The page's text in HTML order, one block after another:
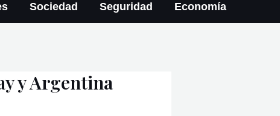
Sociedad Seguridad Economía
y Argentina